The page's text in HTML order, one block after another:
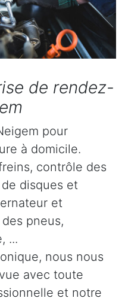
de rendez-
pour
à domicile.
contrôle des
disques et
et
pneus,
...
nous nous
avec toute
et notre